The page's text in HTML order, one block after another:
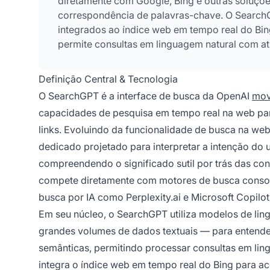
correspondência de palavras-chave. O
integrados ao índice web em tempo real do
permite consultas em linguagem natural com
Definição Central & Tecnologia
O SearchGPT é a interface de busca da OpenAI
capacidades de pesquisa em tempo real na web
links. Evoluindo da funcionalidade de busca na
dedicado projetado para interpretar a intenção do
compreendendo o significado sutil por trás das
compete diretamente com motores de busca
busca por IA como Perplexity.ai e Microsoft
Em seu núcleo, o SearchGPT utiliza modelos de
grandes volumes de dados textuais — para
semânticas, permitindo processar consultas em
integra o índice web em tempo real do Bing para